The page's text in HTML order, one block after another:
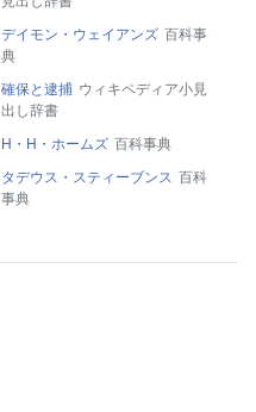
デイモン・ウェイアンズ 百科事
典
確保と逮捕 ウィキペディア小見
出し辞書
H・H・ホームズ 百科事典
タデウス・スティーブンス 百科
事典